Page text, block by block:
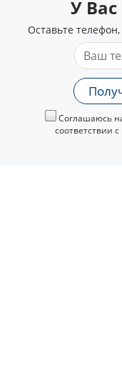
У Вас
Оставьте
Соглашаюсь
соответствии с